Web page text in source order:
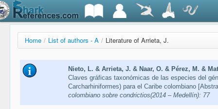
Home / List of authors - A / Literature of Arrieta, J.
Nieto, L. & Arrieta, J. & Naar, O. & Pérez, M. &
Claves gráficas taxonómicas de las especies del
Carcharhiniformes) para el Caribe colombiano
colombiano sobre condrictios(2014 – Medellín): 77